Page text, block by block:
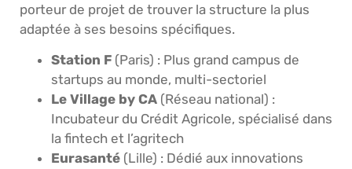
porteur de projet de trouver la structure la plus
adaptée à ses besoins spécifiques.
Station F (Paris) : Plus grand campus de
startups au monde, multi-sectoriel
Le Village by CA (Réseau national) :
Incubateur du Crédit Agricole, spécialisé dans
la fintech et l’agritech
Eurasanté (Lille) : Dédié aux innovations